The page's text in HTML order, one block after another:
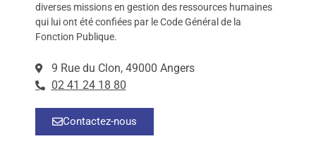
diverses missions en gestion des ressources humaines
qui lui ont été confiées par le Code Général de la
Fonction Publique.
9 Rue du Clon, 49000 Angers
02 41 24 18 80
Contactez-nous